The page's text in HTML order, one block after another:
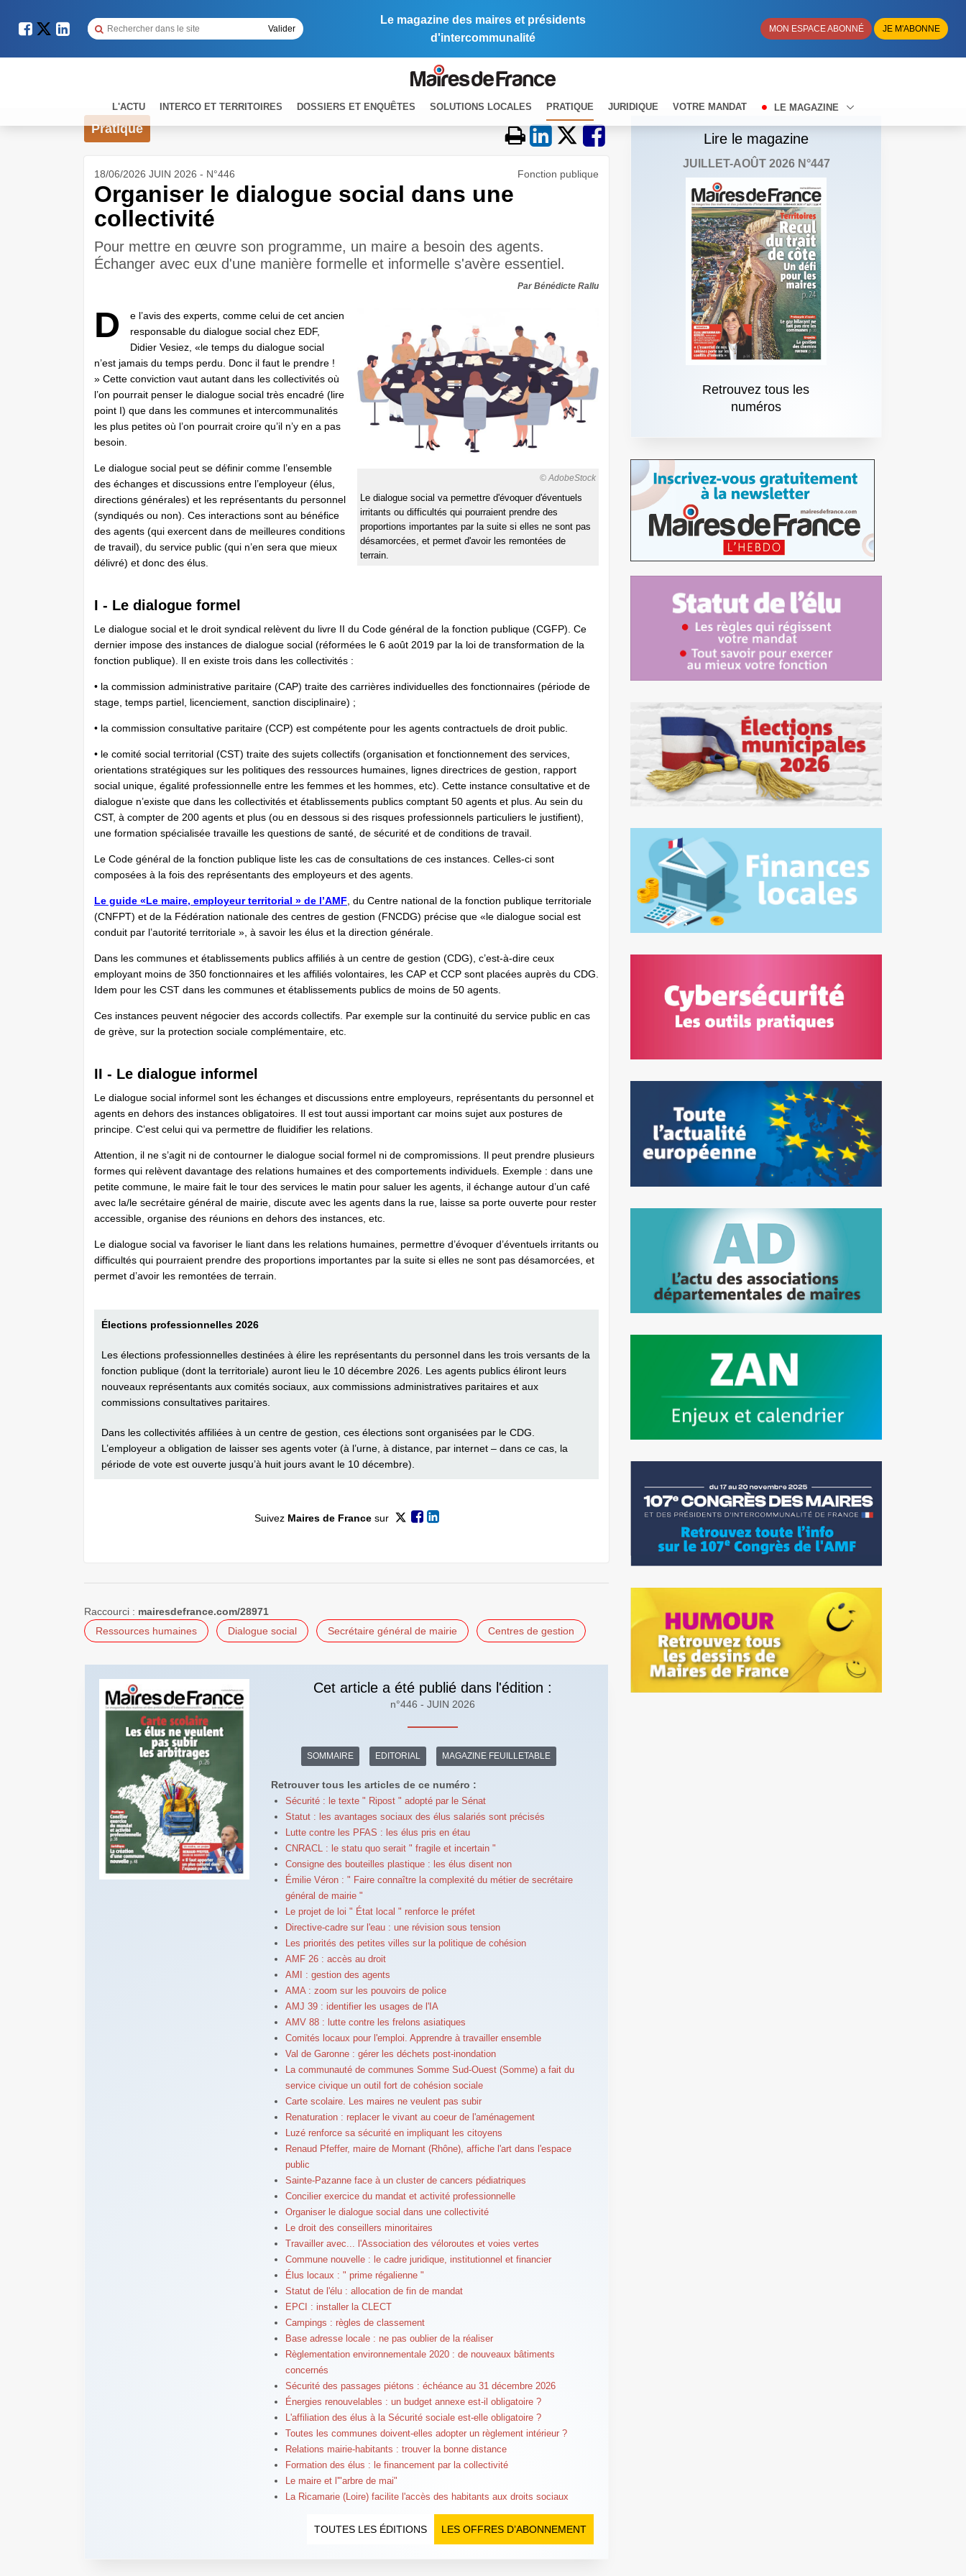
Le magazine des maires et présidents
d'intercommunalité
MON ESPACE ABONNÉ JE M'ABONNE
L'ACTU INTERCO ET TERRITOIRES DOSSIERS ET ENQUÊTES SOLUTIONS LOCALES PRATIQUE JURIDIQUE VOTRE MANDAT LE MAGAZINE
Pratique
18/06/2026 JUIN 2026 - N°446 Fonction publique
Organiser le dialogue social dans une
collectivité
Pour mettre en œuvre son programme, un maire a besoin des agents.
Échanger avec eux d'une manière formelle et informelle s'avère essentiel.
Par Bénédicte Rallu
© AdobeStock
Le dialogue social va permettre d'évoquer d'éventuels
irritants ou difficultés qui pourraient prendre des
proportions importantes par la suite si elles ne sont pas
désamorcées, et permet d'avoir les remontées de
terrain.
D
e l’avis des experts, comme celui de cet ancien
responsable du dialogue social chez EDF,
Didier Vesiez, «le temps du dialogue social
n’est jamais du temps perdu. Donc il faut le prendre !
» Cette conviction vaut autant dans les collectivités où
l’on pourrait penser le dialogue social très encadré (lire
point I) que dans les communes et intercommunalités
les plus petites où l’on pourrait croire qu’il n’y en a pas
besoin.
Le dialogue social peut se définir comme l’ensemble
des échanges et discussions entre l’employeur (élus,
directions générales) et les représentants du personnel
(syndiqués ou non). Ces interactions sont au bénéfice
des agents (qui exercent dans de meilleures conditions
de travail), du service public (qui n’en sera que mieux
délivré) et donc des élus.
I - Le dialogue formel
Le dialogue social et le droit syndical relèvent du livre II du Code général de la fonction publique (CGFP). Ce
dernier impose des instances de dialogue social (réformées le 6 août 2019 par la loi de transformation de la
fonction publique). Il en existe trois dans les collectivités :
• la commission administrative paritaire (CAP) traite des carrières individuelles des fonctionnaires (période de
stage, temps partiel, licenciement, sanction disciplinaire) ;
• la commission consultative paritaire (CCP) est compétente pour les agents contractuels de droit public.
• le comité social territorial (CST) traite des sujets collectifs (organisation et fonctionnement des services,
orientations stratégiques sur les politiques des ressources humaines, lignes directrices de gestion, rapport
social unique, égalité professionnelle entre les femmes et les hommes, etc). Cette instance consultative et de
dialogue n’existe que dans les collectivités et établissements publics comptant 50 agents et plus. Au sein du
CST, à compter de 200 agents et plus (ou en dessous si des risques professionnels particuliers le justifient),
une formation spécialisée travaille les questions de santé, de sécurité et de conditions de travail.
Le Code général de la fonction publique liste les cas de consultations de ces instances. Celles-ci sont
composées à la fois des représentants des employeurs et des agents.
Le guide «Le maire, employeur territorial » de l’AMF , du Centre national de la fonction publique territoriale
(CNFPT) et de la Fédération nationale des centres de gestion (FNCDG) précise que «le dialogue social est
conduit par l’autorité territoriale », à savoir les élus et la direction générale.
Dans les communes et établissements publics affiliés à un centre de gestion (CDG), c’est-à-dire ceux
employant moins de 350 fonctionnaires et les affiliés volontaires, les CAP et CCP sont placées auprès du CDG.
Idem pour les CST dans les communes et établissements publics de moins de 50 agents.
Ces instances peuvent négocier des accords collectifs. Par exemple sur la continuité du service public en cas
de grève, sur la protection sociale complémentaire, etc.
II - Le dialogue informel
Le dialogue social informel sont les échanges et discussions entre employeurs, représentants du personnel et
agents en dehors des instances obligatoires. Il est tout aussi important car moins sujet aux postures de
principe. C’est celui qui va permettre de fluidifier les relations.
Attention, il ne s’agit ni de contourner le dialogue social formel ni de compromissions. Il peut prendre plusieurs
formes qui relèvent davantage des relations humaines et des comportements individuels. Exemple : dans une
petite commune, le maire fait le tour des services le matin pour saluer les agents, il échange autour d’un café
avec la/le secrétaire général de mairie, discute avec les agents dans la rue, laisse sa porte ouverte pour rester
accessible, organise des réunions en dehors des instances, etc.
Le dialogue social va favoriser le liant dans les relations humaines, permettre d’évoquer d’éventuels irritants ou
difficultés qui pourraient prendre des proportions importantes par la suite si elles ne sont pas désamorcées, et
permet d’avoir les remontées de terrain.
Élections professionnelles 2026
Les élections professionnelles destinées à élire les représentants du personnel dans les trois versants de la
fonction publique (dont la territoriale) auront lieu le 10 décembre 2026. Les agents publics éliront leurs
nouveaux représentants aux comités sociaux, aux commissions administratives paritaires et aux
commissions consultatives paritaires.
Dans les collectivités affiliées à un centre de gestion, ces élections sont organisées par le CDG.
L’employeur a obligation de laisser ses agents voter (à l’urne, à distance, par internet – dans ce cas, la
période de vote est ouverte jusqu’à huit jours avant le 10 décembre).
Suivez Maires de Francesur
Raccourci : mairesdefrance.com/28971
Ressources humaines
Dialogue social Secrétaire général de mairie Centres de gestion
Cet article a été publié dans l'édition :
n°446 - JUIN 2026
SOMMAIRE EDITORIAL MAGAZINE FEUILLETABLE
Retrouver tous les articles de ce numéro :
Sécurité : le texte " Ripost " adopté par le Sénat
Statut : les avantages sociaux des élus salariés sont précisés
Lutte contre les PFAS : les élus pris en étau
CNRACL : le statu quo serait " fragile et incertain "
Consigne des bouteilles plastique : les élus disent non
Émilie Véron : " Faire connaître la complexité du métier de secrétaire
général de mairie "
Le projet de loi " État local " renforce le préfet
Directive-cadre sur l'eau : une révision sous tension
Les priorités des petites villes sur la politique de cohésion
AMF 26 : accès au droit
AMI : gestion des agents
AMA : zoom sur les pouvoirs de police
AMJ 39 : identifier les usages de l'IA
AMV 88 : lutte contre les frelons asiatiques
Comités locaux pour l'emploi. Apprendre à travailler ensemble
Val de Garonne : gérer les déchets post-inondation
La communauté de communes Somme Sud-Ouest (Somme) a fait du
service civique un outil fort de cohésion sociale
Carte scolaire. Les maires ne veulent pas subir
Renaturation : replacer le vivant au coeur de l'aménagement
Luzé renforce sa sécurité en impliquant les citoyens
Renaud Pfeffer, maire de Mornant (Rhône), affiche l'art dans l'espace
public
Sainte-Pazanne face à un cluster de cancers pédiatriques
Concilier exercice du mandat et activité professionnelle
Organiser le dialogue social dans une collectivité
Le droit des conseillers minoritaires
Travailler avec... l'Association des véloroutes et voies vertes
Commune nouvelle : le cadre juridique, institutionnel et financier
Élus locaux : " prime régalienne "
Statut de l'élu : allocation de fin de mandat
EPCI : installer la CLECT
Campings : règles de classement
Base adresse locale : ne pas oublier de la réaliser
Règlementation environnementale 2020 : de nouveaux bâtiments
concernés
Sécurité des passages piétons : échéance au 31 décembre 2026
Énergies renouvelables : un budget annexe est-il obligatoire ?
L'affiliation des élus à la Sécurité sociale est-elle obligatoire ?
Toutes les communes doivent-elles adopter un règlement intérieur ?
Relations mairie-habitants : trouver la bonne distance
Formation des élus : le financement par la collectivité
Le maire et l'"arbre de mai"
La Ricamarie (Loire) facilite l'accès des habitants aux droits sociaux
LES OFFRES D’ABONNEMENT
TOUTES LES ÉDITIONS
Lire le magazine
JUILLET-AOÛT 2026 N°447
Retrouvez tous les
numéros